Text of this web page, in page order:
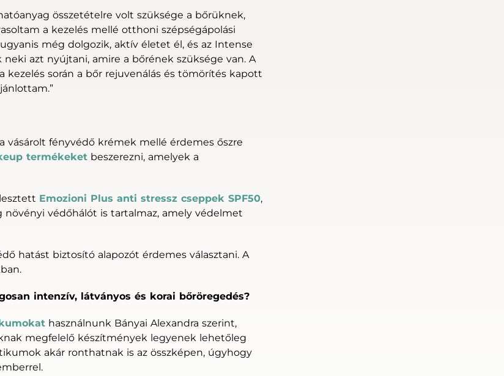
összetételre volt szüksége a bőrüknek,
a kezelés mellé otthoni szépségápolási
még dolgozik, aktív életet él, és az Intense
azt nyújtani, amire a bőrének szüksége van. A
során a bőr rejuvenálás és tömörítés kapott
vásárolt fényvédő krémek mellé érdemes őszre
termékeket beszerezni, amelyek a
Emozioni Plus anti stressz cseppek SPF50,
védőhálót is tartalmaz, amely védelmet
hatást biztosító alapozót érdemes választani. A
intenzív, látványos és korai bőröregedés?
használnunk Bányai Alexandra szerint,
megfelelő készítmények legyenek lehetőleg
akár ronthatnak is az összképen, úgyhogy